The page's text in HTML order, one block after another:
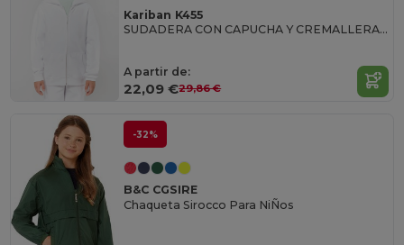
Kariban K455
SUDADERA CON CAPUCHA Y CREMALLERA PARA NIÑO
A partir de:
22,09 €29,86 €
-32%
B&C CGSIRE
Chaqueta Sirocco Para NiÑos